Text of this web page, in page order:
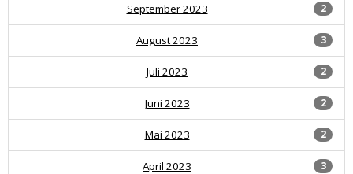
2
September 2023
3
August 2023
2
Juli 2023
2
Juni 2023
2
Mai 2023
3
April 2023